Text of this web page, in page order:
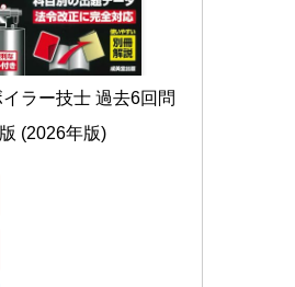
ラー技士 過去6回問
(2026年版)